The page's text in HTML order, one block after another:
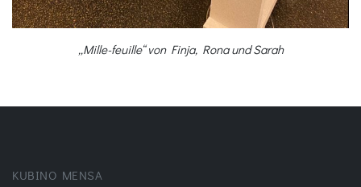
„Mille-feuille“ von Finja, Rona und Sarah
KUBINO MENSA